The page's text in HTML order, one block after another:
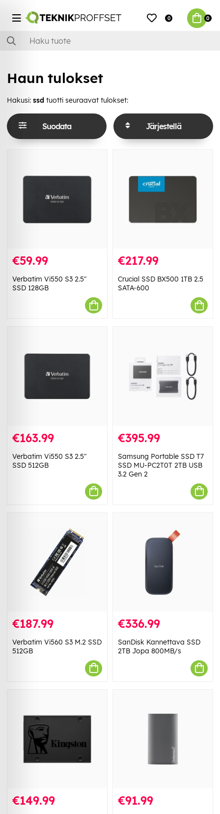
0 0
Haun tulokset
Hakusi: ssd tuotti seuraavat tulokset:
Suodata Järjestellä
€59.99
Verbatim Vi550 S3 2.5"
SSD 128GB
€217.99
Crucial SSD BX500 1TB 2.5
SATA-600
€163.99
Verbatim Vi550 S3 2.5"
SSD 512GB
€395.99
Samsung Portable SSD T7
SSD MU-PC2T0T 2TB USB
3.2 Gen 2
€187.99
Verbatim Vi560 S3 M.2 SSD
512GB
€336.99
SanDisk Kannettava SSD
2TB Jopa 800MB/s
€149.99 €91.99